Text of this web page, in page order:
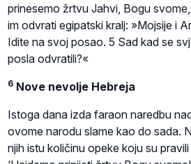
prinesemo žrtvu Jahvi, Bogu
im odvrati egipatski kralj: »Mojsije i
Idite na svoj posao. 5 Sad kad se
posla odvratili?«
6 Nove nevolje Hebreja
Istoga dana izda faraon naredbu
ovome narodu slame kao do sada.
njih istu količinu opeke koju su